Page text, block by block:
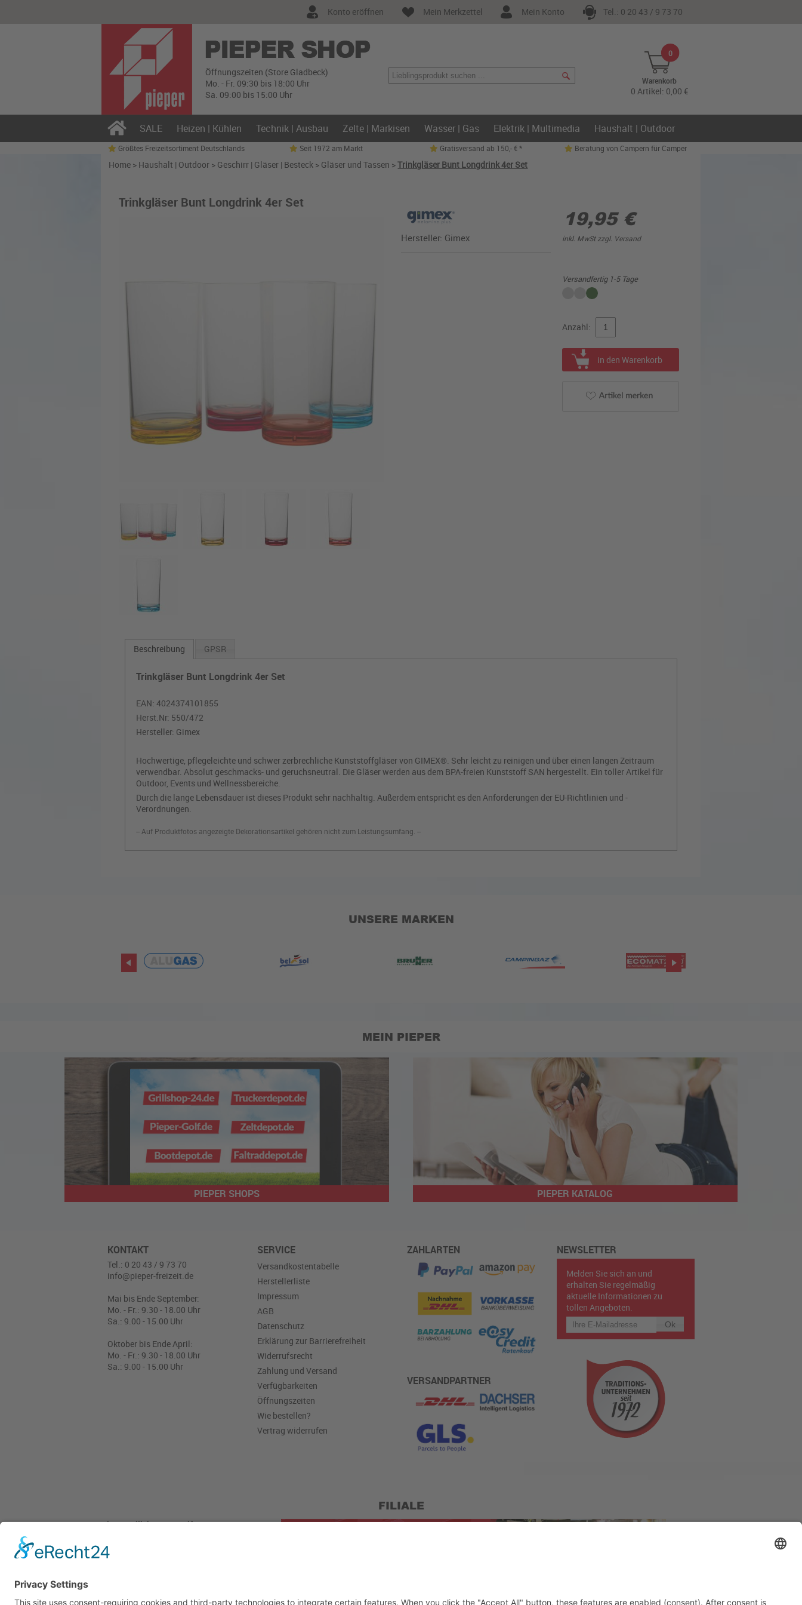
Tel.: 0 20 43 / 9 73 70
Mein Konto
Mein Merkzettel
Konto eröffnen
Öffnungszeiten (Store Gladbeck)
Mo. - Fr. 09:30 bis 18:00 Uhr
Sa. 09:00 bis 15:00 Uhr
0
Warenkorb
0 Artikel: 0,00 €
SALE Heizen | Kühlen Technik | Ausbau Zelte | Markisen Wasser | Gas Elektrik | Multimedia Haushalt | Outdoor
Größtes Freizeitsortiment Deutschlands Seit 1972 am Markt Gratisversand ab 150,- € * Beratung von Campern für Camper
Home > Haushalt | Outdoor > Geschirr | Gläser | Besteck > Gläser und Tassen >Trinkgläser Bunt Longdrink 4er Set
Trinkgläser Bunt Longdrink 4er Set
Hersteller: Gimex
19,95 €
inkl. MwSt zzgl. Versand
Versandfertig 1-5 Tage
Anzahl:
in den Warenkorb
Beschreibung GPSR
Trinkgläser Bunt Longdrink 4er Set
EAN:4024374101855
Herst.Nr: 550/472
Hersteller: Gimex
Hochwertige, pflegeleichte und schwer zerbrechliche Kunststoffgläser von GIMEX®. Sehr leicht zu reinigen und über einen langen Zeitraum
verwendbar. Absolut geschmacks- und geruchsneutral. Die Gläser werden aus dem BPA-freien Kunststoff SAN hergestellt. Ein toller Artikel für
Outdoor, Events und Wellnessbereiche.
Durch die lange Lebensdauer ist dieses Produkt sehr nachhaltig. Außerdem entspricht es den Anforderungen der EU-Richtlinien und -
Verordnungen.
-- Auf Produktfotos angezeigte Dekorationsartikel gehören nicht zum Leistungsumfang. --
UNSERE MARKEN
MEIN PIEPER
PIEPER SHOPS PIEPER KATALOG
KONTAKT
Tel.: 0 20 43 / 9 73 70
info@pieper-freizeit.de
Mai bis Ende September:
Mo. - Fr.: 9.30 - 18.00 Uhr
Sa.: 9.00 - 15.00 Uhr
Oktober bis Ende April:
Mo. - Fr.: 9.30 - 18.00 Uhr
Sa.: 9.00 - 15.00 Uhr
SERVICE
Versandkostentabelle
Herstellerliste
Impressum
AGB
Datenschutz
Erklärung zur Barrierefreiheit
Widerrufsrecht
Zahlung und Versand
Verfügbarkeiten
Öffnungszeiten
Wie bestellen?
Vertrag widerrufen
ZAHLARTEN
VERSANDPARTNER
NEWSLETTER
Melden Sie sich an und
erhalten Sie regelmäßig
aktuelle Informationen zu
tollen Angeboten.
FILIALE
Pieper Grillshop-24/Golf
45964 Gladbeck